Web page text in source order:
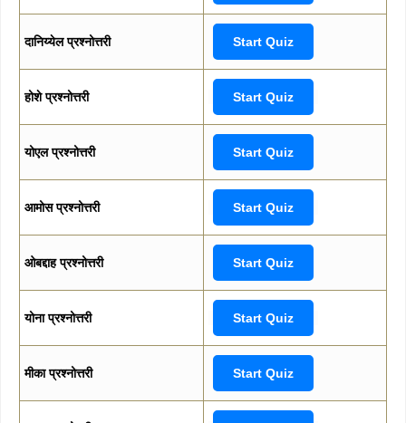
दानिय्येल प्रश्नोत्तरी Start Quiz
होशे प्रश्नोत्तरी Start Quiz
योएल प्रश्नोत्तरी Start Quiz
आमोस प्रश्नोत्तरी Start Quiz
ओबद्दाह प्रश्नोत्तरी Start Quiz
योना प्रश्नोत्तरी Start Quiz
मीका प्रश्नोत्तरी Start Quiz